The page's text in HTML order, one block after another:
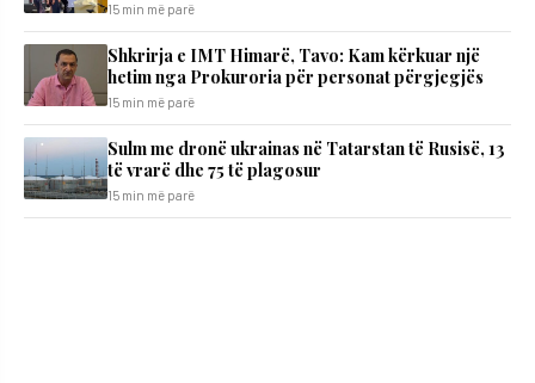
15 min më parë
Shkrirja e IMT Himarë, Tavo: Kam kërkuar një
hetim nga Prokuroria për personat përgjegjës
15 min më parë
Sulm me dronë ukrainas në Tatarstan të Rusisë, 13
të vrarë dhe 75 të plagosur
15 min më parë